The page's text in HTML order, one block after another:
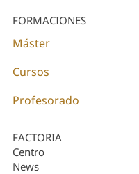
FORMACIONES
Máster
Cursos
Profesorado
FACTORIA
Centro
News